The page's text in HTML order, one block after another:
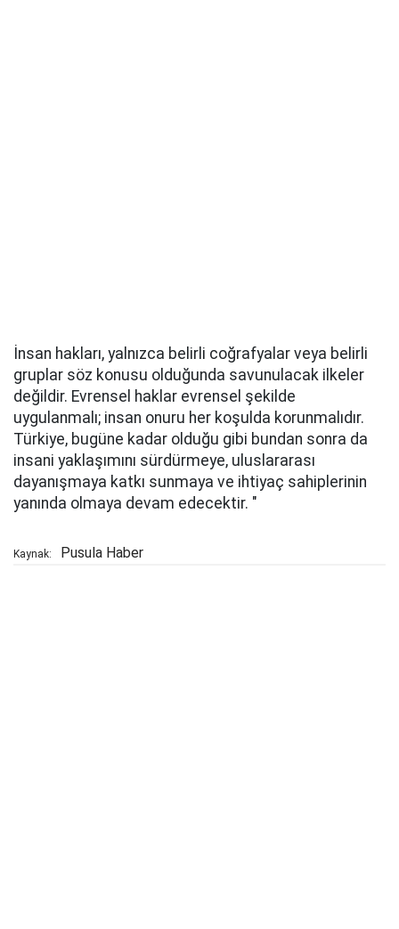
İnsan hakları, yalnızca belirli coğrafyalar veya belirli
gruplar söz konusu olduğunda savunulacak ilkeler
değildir. Evrensel haklar evrensel şekilde
uygulanmalı; insan onuru her koşulda korunmalıdır.
Türkiye, bugüne kadar olduğu gibi bundan sonra da
insani yaklaşımını sürdürmeye, uluslararası
dayanışmaya katkı sunmaya ve ihtiyaç sahiplerinin
yanında olmaya devam edecektir. "
Kaynak: Pusula Haber